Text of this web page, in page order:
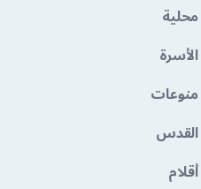
محلية
الأسرة
منوعات
القدس
أقلام